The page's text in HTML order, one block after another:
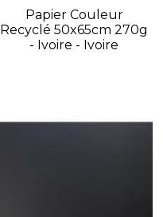
Papier Couleur
Recyclé 50x65cm 270g
- Ivoire - Ivoire